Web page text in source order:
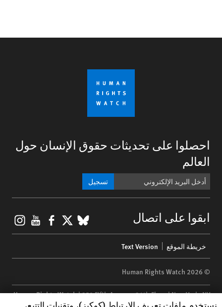
احصلوا على تحديثات حقوق الإنسان حول
العالم
تسجيل
ابقوا على اتصال BlueSky
X
menu
خريطة الموقع Text Version
© 2026 Human Rights Watch
Human Rights Watch| 350 Fifth Avenue, 34th Floor | New York,NY
10118-3299 USA|t 1.212.290.4700
Human Rights Watch cookie preferences